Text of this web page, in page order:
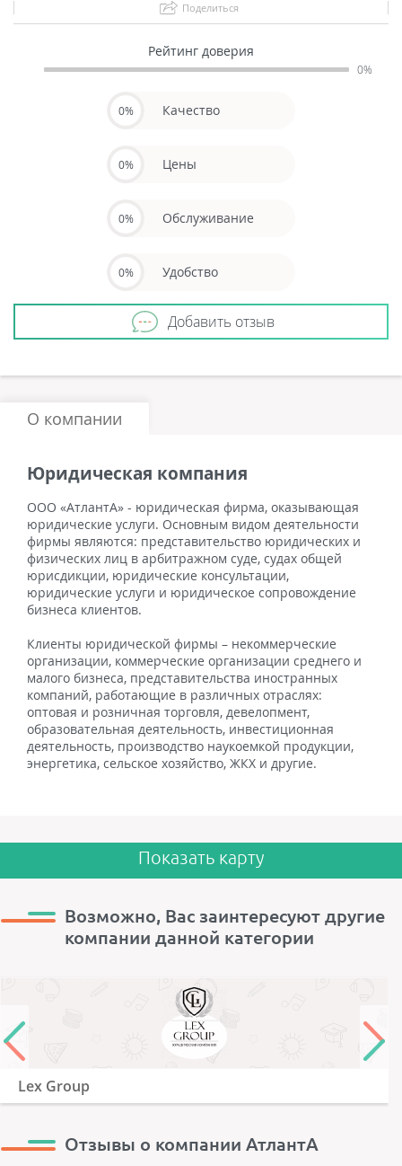
Поделиться
Рейтинг доверия
0%
0% Качество
0% Цены
0% Обслуживание
0% Удобство
Добавить отзыв
О компании
Юридическая компания
ООО «АтлантА» - юридическая фирма, оказывающая
юридические услуги. Основным видом деятельности
фирмы являются: представительство юридических и
физических лиц в арбитражном суде, судах общей
юрисдикции, юридические консультации,
юридические услуги и юридическое сопровождение
бизнеса клиентов.
Клиенты юридической фирмы – некоммерческие
организации, коммерческие организации среднего и
малого бизнеса, представительства иностранных
компаний, работающие в различных отраслях:
оптовая и розничная торговля, девелопмент,
образовательная деятельность, инвестиционная
деятельность, производство наукоемкой продукции,
энергетика, сельское хозяйство, ЖКХ и другие.
Показать карту
Возможно, Вас заинтересуют другие
компании данной категории
Lex Group
Отзывы о компании АтлантА